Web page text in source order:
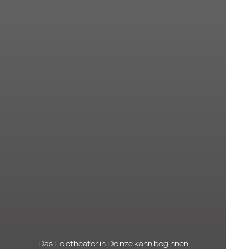
Das Leietheater in Deinze kann beginnen